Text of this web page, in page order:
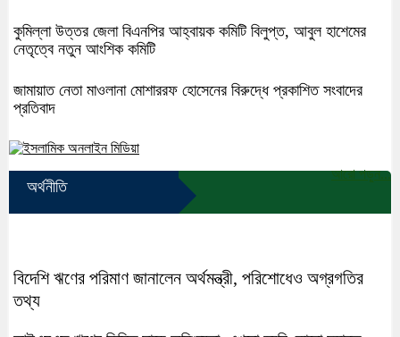
কুমিল্লা উত্তর জেলা বিএনপির আহ্বায়ক কমিটি বিলুপ্ত, আবুল হাশেমের
নেতৃত্বে নতুন আংশিক কমিটি
জামায়াত নেতা মাওলানা মোশাররফ হোসেনের বিরুদ্ধে প্রকাশিত সংবাদের
প্রতিবাদ
আরো পড়ুন...
অর্থনীতি
বিদেশি ঋণের পরিমাণ জানালেন অর্থমন্ত্রী, পরিশোধেও অগ্রগতির
তথ্য